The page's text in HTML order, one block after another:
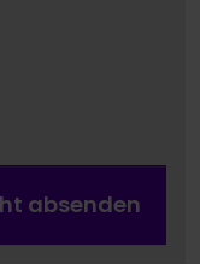
absenden